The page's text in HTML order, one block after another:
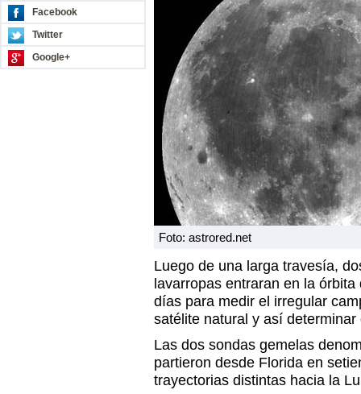
Facebook
Twitter
Google+
Foto: astrored.net
Luego de una larga travesía,
lavarropas entraran en la
días para medir el irregular
satélite natural y así determinar
Las dos sondas gemelas
partieron desde Florida en
trayectorias distintas hacia la